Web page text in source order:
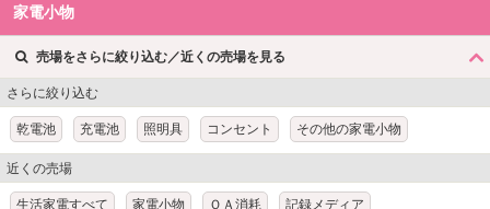
家電小物
売場をさらに絞り込む／近くの売場を見る
さらに絞り込む
乾電池 充電池 照明具 コンセント その他の家電小物
近くの売場
生活家電すべて 家電小物 ＯＡ消耗 記録メディア